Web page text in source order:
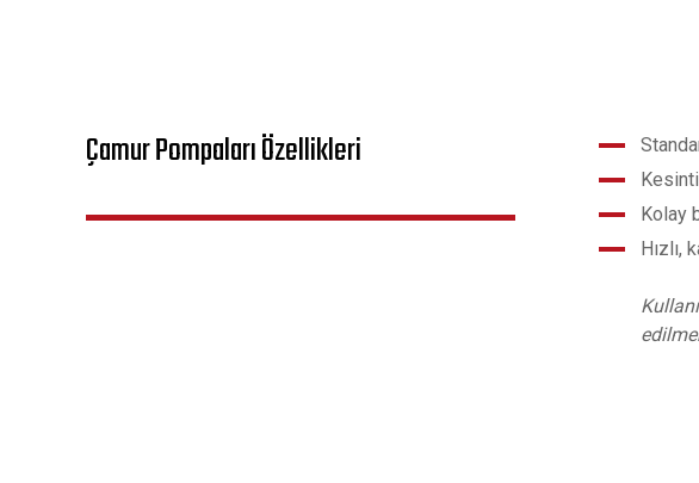
Çamur Pompaları Özellikleri
Kolay